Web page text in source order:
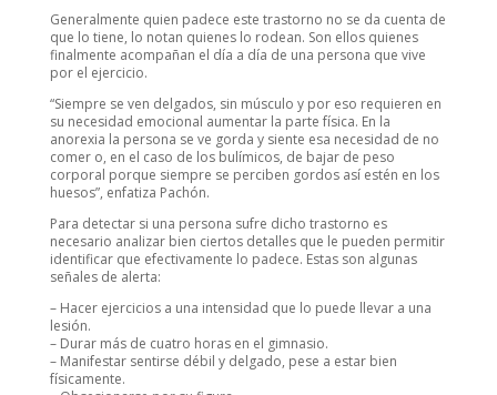
Generalmente quien padece este trastorno no se da cuenta de
que lo tiene, lo notan quienes lo rodean. Son ellos quienes
finalmente acompañan el día a día de una persona que vive
por el ejercicio.
“Siempre se ven delgados, sin músculo y por eso requieren en
su necesidad emocional aumentar la parte física. En la
anorexia la persona se ve gorda y siente esa necesidad de no
comer o, en el caso de los bulímicos, de bajar de peso
corporal porque siempre se perciben gordos así estén en los
huesos”, enfatiza Pachón.
Para detectar si una persona sufre dicho trastorno es
necesario analizar bien ciertos detalles que le pueden permitir
identificar que efectivamente lo padece. Estas son algunas
señales de alerta:
– Hacer ejercicios a una intensidad que lo puede llevar a una
lesión.
– Durar más de cuatro horas en el gimnasio.
– Manifestar sentirse débil y delgado, pese a estar bien
físicamente.